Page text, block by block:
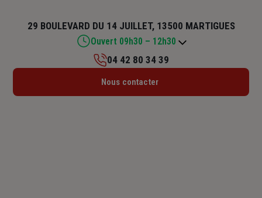
29 BOULEVARD DU 14 JUILLET, 13500 MARTIGUES
Ouvert 09h30 – 12h30
Lundi : 09h30 – 12h30
04 42 80 34 39
Nous contacter